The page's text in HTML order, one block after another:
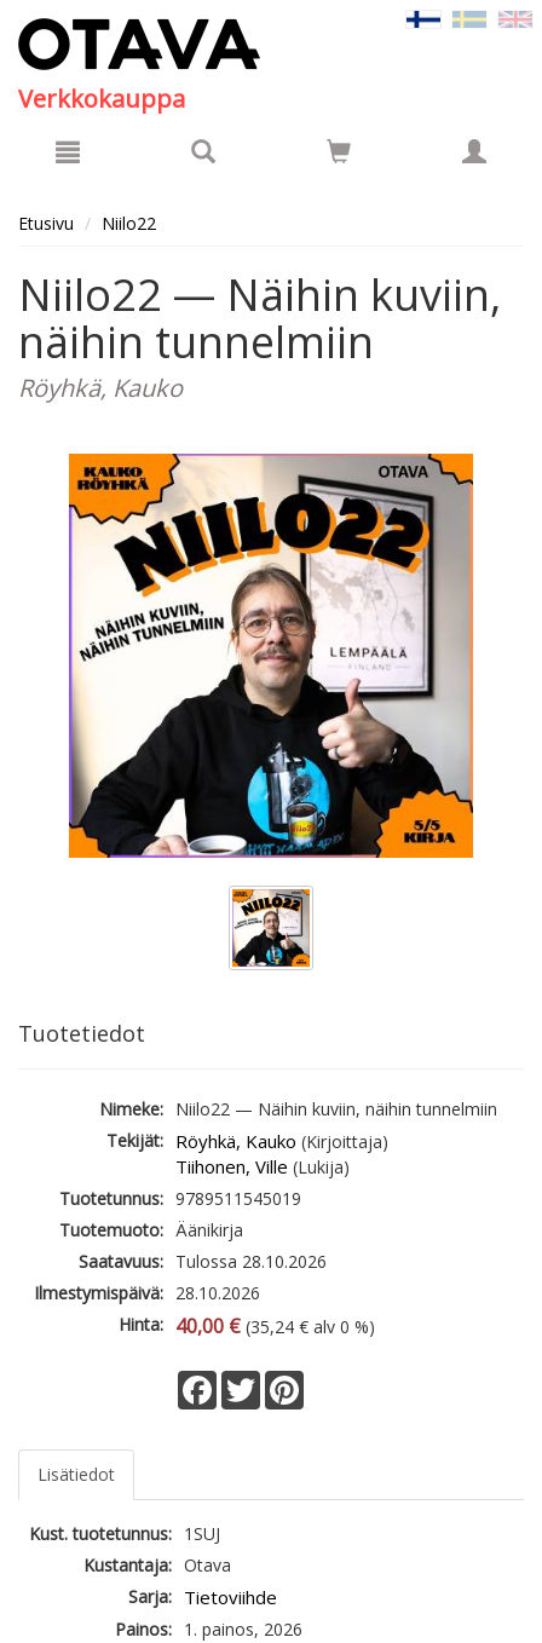
Verkkokauppa
Etusivu Niilo22
Niilo22 — Näihin kuviin,
näihin tunnelmiin
Röyhkä, Kauko
Tuotetiedot
Nimeke: Niilo22 — Näihin kuviin, näihin tunnelmiin
Tekijät: Röyhkä, Kauko (Kirjoittaja)
Tiihonen, Ville (Lukija)
Tuotetunnus: 9789511545019
Tuotemuoto: Äänikirja
Saatavuus: Tulossa 28.10.2026
Ilmestymispäivä: 28.10.2026
Hinta: 40,00 € (35,24 € alv 0 %)
Facebook
Twitter
Lisätiedot
Kust. tuotetunnus: 1SUJ
Kustantaja: Otava
Sarja: Tietoviihde
Painos: 1. painos, 2026